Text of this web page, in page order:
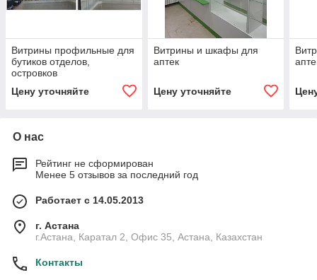
Витрины профильные для
бутиков отделов,
островков
Цену уточняйте
Витрины и шкафы для
аптек
Цену уточняйте
О нас
Рейтинг не сформирован
Менее 5 отзывов за последний год
Работает с 14.05.2013
г. Астана
г.Астана, Каратал 2, Офис 35, Астана, Казахстан
Контакты